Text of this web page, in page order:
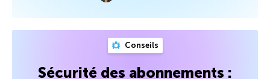
Conseils
Sécurité des abonnements :